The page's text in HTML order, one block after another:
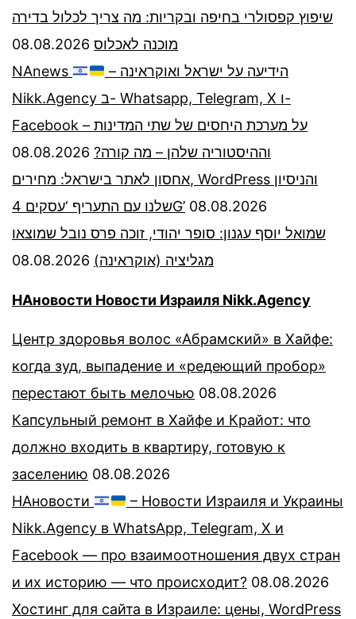
שיפוץ קפסולרי בחיפה ובקריות: מה צריך לכלול בדירה
מוכנה לאכלוס 08.08.2026
NAnews
– הידיעה על ישראל ואוקראינה
Nikk.Agency ב- Whatsapp, Telegram, X ו-
Facebook – על מערכת היחסים של שתי המדינות
וההיסטוריה שלהן – מה קורה? 08.08.2026
אחסון לאתר בישראל: מחירים, WordPress והניסיון
שלנו עם התעריף ‘עסקים 4G’ 08.08.2026
שמואל יוסף עגנון: סופר יהודי, זוכה פרס נובל שמוצאו
מגליציה (אוקראינה) 08.08.2026
НАновости Новости Израиля Nikk.Agency
Центр здоровья волос «Абрaмский» в Хайфе:
когда зуд, выпадение и «редеющий пробор»
перестают быть мелочью 08.08.2026
Капсульный ремонт в Хайфе и Крайот: что
должно входить в квартиру, готовую к
заселению 08.08.2026
НАновости
– Новости Израиля и Украины
Nikk.Agency в WhatsApp, Telegram, X и
Facebook — про взаимоотношения двух стран
и их историю — что происходит? 08.08.2026
Хостинг для сайта в Израиле: цены, WordPress